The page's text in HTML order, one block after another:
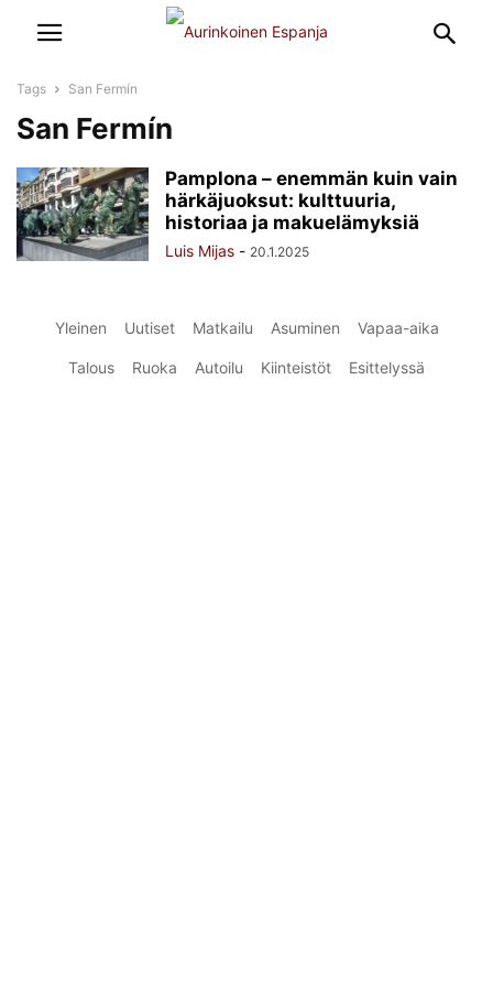
Tags San Fermín
San Fermín
Pamplona – enemmän kuin vain
härkäjuoksut: kulttuuria,
historiaa ja makuelämyksiä
Luis Mijas - 20.1.2025
Yleinen Uutiset Matkailu Asuminen Vapaa-aika
Talous Ruoka Autoilu Kiinteistöt Esittelyssä